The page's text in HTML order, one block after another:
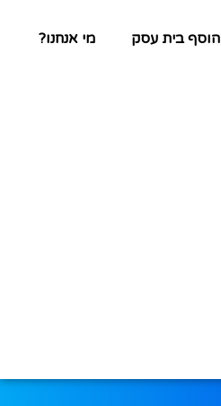
הוסף בית עסק מי אנחנו?